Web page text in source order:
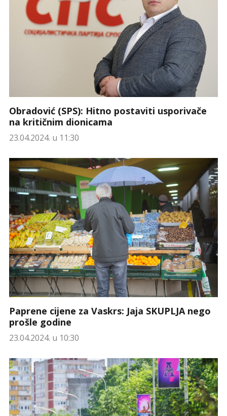
Obradović (SPS): Hitno postaviti usporivače
na kritičnim dionicama
23.04.2024. u 11:30
Paprene cijene za Vaskrs: Jaja SKUPLJA nego
prošle godine
23.04.2024. u 10:30